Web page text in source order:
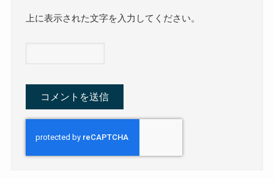
上に表示された文字を入力してください。